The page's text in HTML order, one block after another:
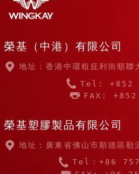
榮基（中港）有限公司
地址：香港中環租庇利街順聯
Tel: +852
FAX:
榮基塑膠製品有限公司
地址：廣東省佛山市順德區勒
Tel：+86